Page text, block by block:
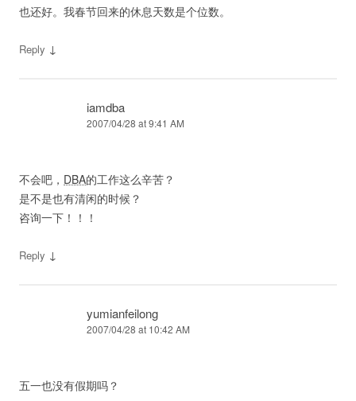
也还好。我春节回来的休息天数是个位数。
Reply ↓
iamdba
2007/04/28 at 9:41 AM
不会吧， DBA的工作这么辛苦？
是不是也有清闲的时候？
咨询一下！！！
Reply ↓
yumianfeilong
2007/04/28 at 10:42 AM
五一也没有假期吗？